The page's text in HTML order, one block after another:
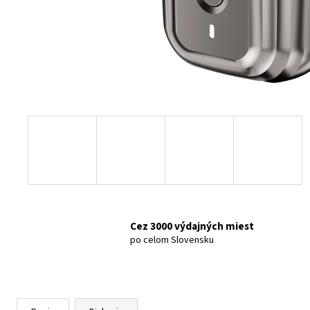
Cez 3000 výdajných miest
po celom Slovensku